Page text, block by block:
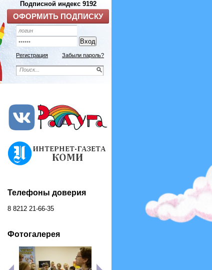
Регистрация Забыли пароль?
Телефоны доверия
8 8212 21-66-35
Фотогалерея